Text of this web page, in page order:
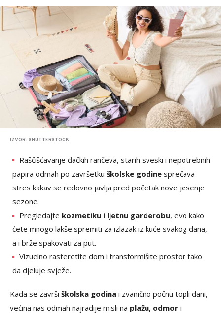
IZVOR: SHUTTERSTOCK
Raščišćavanje đačkih rančeva, starih sveski i nepotrebnih
papira odmah po završetku školske godine sprečava
stres kakav se redovno javlja pred početak nove jesenje
sezone.
Pregledajte kozmetiku i ljetnu garderobu, evo kako
ćete mnogo lakše spremiti za izlazak iz kuće svakog dana,
a i brže spakovati za put.
Vizuelno rasteretite dom i transformišite prostor tako
da djeluje svježe.
Kada se završi školska godina i zvanično počnu topli dani,
većina nas odmah najradije misli na plažu, odmor i